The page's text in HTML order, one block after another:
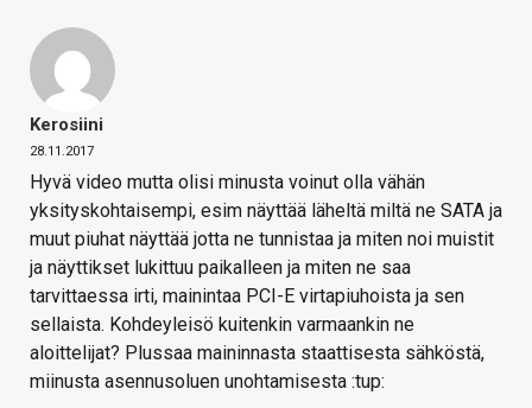
Kerosiini
28.11.2017
Hyvä video mutta olisi minusta voinut olla vähän
yksityskohtaisempi, esim näyttää läheltä miltä ne SATA ja
muut piuhat näyttää jotta ne tunnistaa ja miten noi muistit
ja näyttikset lukittuu paikalleen ja miten ne saa
tarvittaessa irti, mainintaa PCI-E virtapiuhoista ja sen
sellaista. Kohdeyleisö kuitenkin varmaankin ne
aloittelijat? Plussaa maininnasta staattisesta sähköstä,
miinusta asennusoluen unohtamisesta :tup: